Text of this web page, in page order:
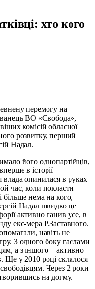
хто кого
перемогу на
ВО «Свобода»,
комісій обласної
розвитку, перший
Надал.
його однопартійців,
в історії
влада опинилася в руках
час, коли покласти
більше нема на кого,
Надал швидко це
активно ганив усе, в
екс-мера Р.Заставного.
навіть не
З одного боку гаслами
а з іншого – активно
Ще у 2010 році склалося
Через 2 роки
на догму.